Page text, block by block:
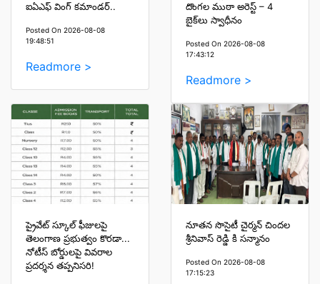
ఐఏఎఫ్ వింగ్ కమాండర్..
Posted On 2026-08-08
19:48:51
Readmore >
దొంగల ముఠా అరెస్ట్ – 4
బైక్‌లు స్వాధీనం
Posted On 2026-08-08
17:43:12
Readmore >
ప్రైవేట్ స్కూల్ ఫీజులపై
తెలంగాణ ప్రభుత్వం కొరడా...
నోటీస్ బోర్డులపై వివరాల
ప్రదర్శన తప్పనిసరి!
నూతన సొసైటీ చైర్మన్ చిందల
శ్రీనివాస్ రెడ్డి కి సన్మానం
Posted On 2026-08-08
17:15:23